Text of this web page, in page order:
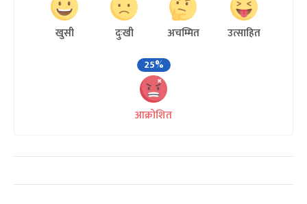
खुसी दुःखी अचम्मित
उत्साहित
25%
आक्रोशित